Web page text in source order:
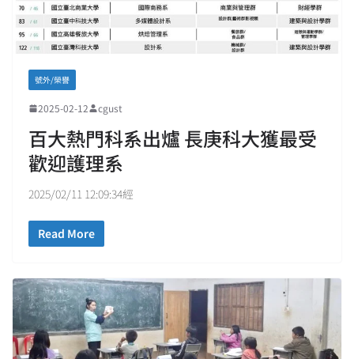
號外/榮譽
2025-02-12 cgust
百大熱門科系出爐 長庚科大獲最受
歡迎護理系
2025/02/11 12:09:34經
Read More